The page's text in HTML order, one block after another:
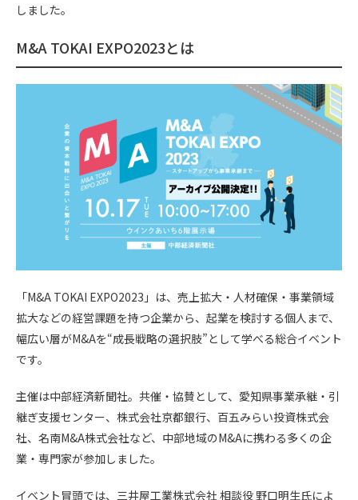
しました。
M&A TOKAI EXPO2023とは
「M&A TOKAI EXPO2023」は、売上拡大・人材確保・事業領域
拡大などの経営課題を持つ企業から、起業を検討する個人まで、
幅広い層がM&Aを“成長戦略の選択肢”として学べる総合イベント
です。
主催は中部経済新聞社。共催・協賛として、愛知県事業承継・引
継ぎ支援センター、株式会社京都銀行、百五みらい投資株式会
社、名南M&A株式会社など、中部地域のM&Aに携わる多くの企
業・専門家が参加しました。
イベント冒頭では、三井屋工業株式会社 相談役 野口明生氏によ